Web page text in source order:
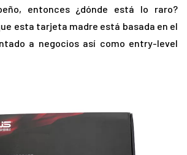
entonces ¿dónde está lo raro?
esta tarjeta madre está basada en el
a negocios así como entry-level